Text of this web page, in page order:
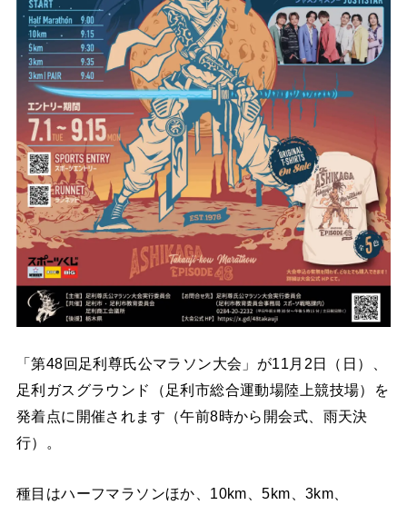
「第48回足利尊氏公マラソン大会」が11月2日（日）、
足利ガスグラウンド（足利市総合運動場陸上競技場）を
発着点に開催されます（午前8時から開会式、雨天決
行）。
種目はハーフマラソンほか、10km、5km、3km、